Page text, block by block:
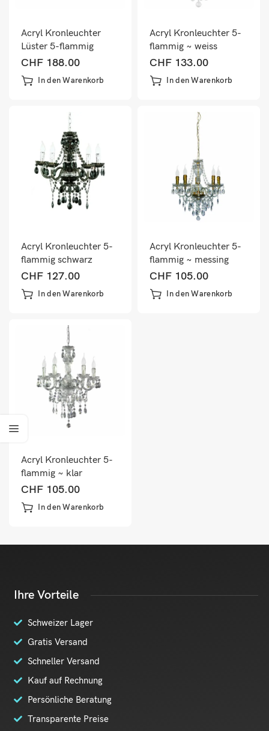
Acryl Kronleuchter
Lüster 5-flammig
chrom
CHF 188.00
In den Warenkorb
Acryl Kronleuchter 5-
flammig ~ weiss
CHF 133.00
In den Warenkorb
Acryl Kronleuchter 5-
flammig schwarz
CHF 127.00
In den Warenkorb
Acryl Kronleuchter 5-
flammig ~ messing
CHF 105.00
In den Warenkorb
Acryl Kronleuchter 5-
flammig ~ klar
CHF 105.00
In den Warenkorb
Ihre Vorteile
Schweizer Lager
Gratis Versand
Schneller Versand
Kauf auf Rechnung
Persönliche Beratung
Transparente Preise